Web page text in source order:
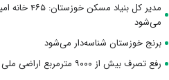
مدیر کل بنیاد
می‌شود
برنج خوزستان شناسه‌دار می‌شود
رفع تصرف بیش از ۹۰۰۰ مترمربع اراضی ملی در خوزستان